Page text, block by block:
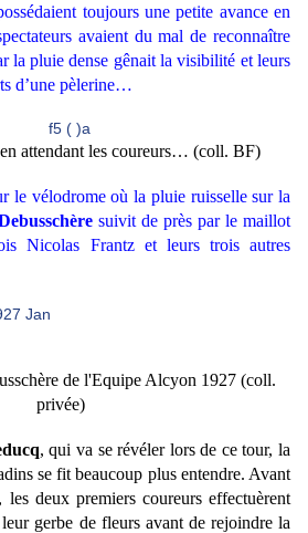
toujours une petite avance en
avaient du mal de reconnaître
la pluie dense gênait la visibilité et leurs
d’une pèlerine…
attendant les coureurs… (coll. BF)
le vélodrome où la pluie ruisselle sur la
suivit de près par le maillot
Nicolas Frantz et leurs trois autres
de l'Equipe Alcyon 1927 (coll.
privée)
, qui va se révéler lors de ce tour, la
se fit beaucoup plus entendre. Avant
deux premiers coureurs effectuèrent
gerbe de fleurs avant de rejoindre la